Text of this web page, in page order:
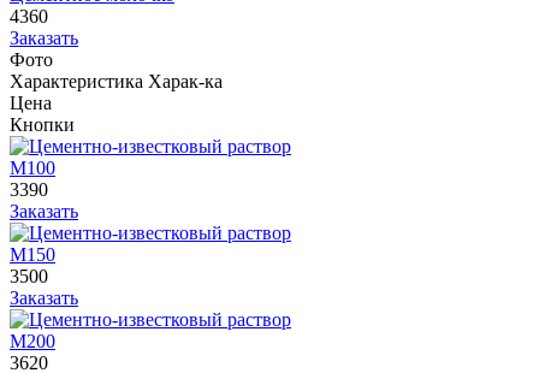
4360
Заказать
Фото
Характеристика Харак-ка
Цена
Кнопки
М100
3390
Заказать
М150
3500
Заказать
М200
3620